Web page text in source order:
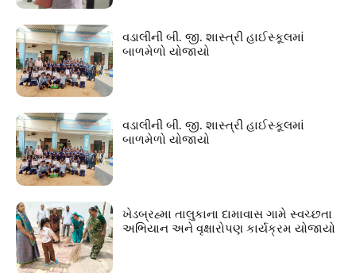
વડાલીની બી. જી. શાસ્ત્રી હાઈસ્કૂલમાં
બાળમેળો યોજાયો
વડાલીની બી. જી. શાસ્ત્રી હાઈસ્કૂલમાં
બાળમેળો યોજાયો
ખેડબ્રહ્મા તાલુકાના દામાવાસ ગામે સ્વચ્છતા
અભિયાન અને વૃક્ષારોપણ કાર્યક્રમ યોજાયો